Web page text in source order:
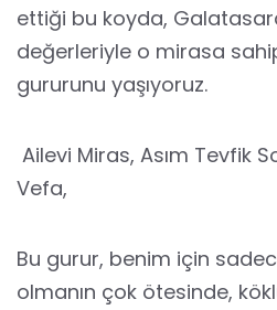
ettiği bu koyda,
değerleriyle o mirasa sahip
gururunu yaşıyoruz.
Ailevi Miras, Asım Tevfik
Vefa,
Bu gurur, benim için
olmanın çok ötesinde,